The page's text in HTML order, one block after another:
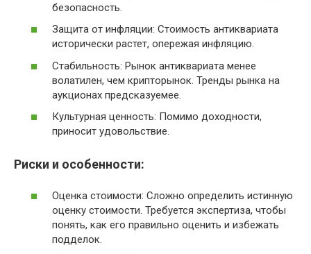
безопасность.
Защита от инфляции: Стоимость антиквариата
исторически растет, опережая инфляцию.
Стабильность: Рынок антиквариата менее
волатилен, чем крипторынок. Тренды рынка на
аукционах предсказуемее.
Культурная ценность: Помимо доходности,
приносит удовольствие.
Риски и особенности:
Оценка стоимости: Сложно определить истинную
оценку стоимости. Требуется экспертиза, чтобы
понять, как его правильно оценить и избежать
подделок.